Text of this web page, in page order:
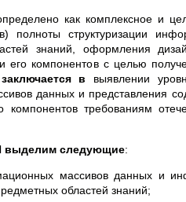
как комплексное и
полноты структуризации
знаний, оформления
его компонентов с целью
заключается в выявлении
данных и представления
требованиям
выделим следующие:
массивов данных и
областей знаний;